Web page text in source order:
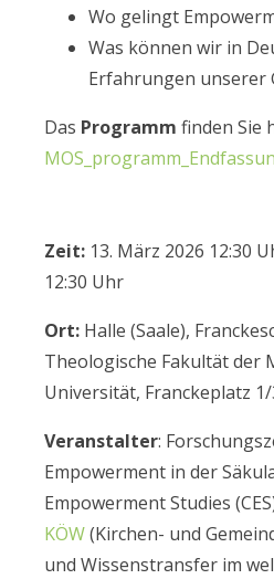
Wo gelingt
Was können wir in
Erfahrungen unserer
Das Programm finden Sie
Zeit: 13. März 2026 12:30
12:30 Uhr
Ort: Halle (Saale),
Theologische Fakultät der
Universität, Franckeplatz
Veranstalter:
Empowerment in der
Empowerment Studies
KÖW(Kirchen- und
und Wissenstransfer im